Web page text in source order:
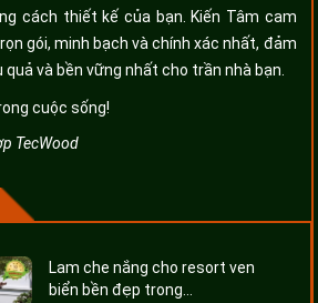
cách thiết kế của bạn. Kiến Tâm cam
gói, minh bạch và chính xác nhất, đảm
và bền vững nhất cho trần nhà bạn.
cuộc sống!
TecWood
Lam che nắng cho resort ven
biển bền đẹp trong...